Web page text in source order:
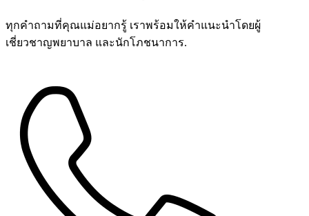
ทุกคำถามที่คุณแม่อยากรู้ เราพร้อมให้คำแนะนำโดยผู้
เชี่ยวชาญพยาบาล และนักโภชนาการ.